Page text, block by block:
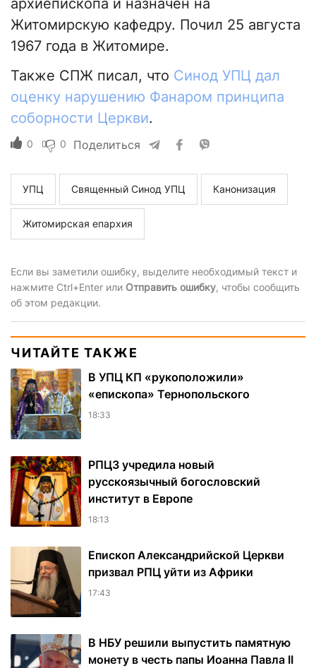
архиепископа и назначен на
Житомирскую кафедру. Почил 25 августа
1967 года в Житомире.
Также СПЖ писал, что Синод УПЦ дал
оценку нарушению Фанаром принципа
соборности Церкви.
0 0 Поделиться
УПЦ Священный Синод УПЦ Канонизация
Житомирская епархия
Если вы заметили ошибку, выделите необходимый текст и
нажмите Ctrl+Enter или Отправить ошибку, чтобы сообщить
об этом редакции.
ЧИТАЙТЕ ТАКЖЕ
В УПЦ КП «рукоположили»
«епископа» Тернопольского
18:33
РПЦЗ учредила новый
русскоязычный богословский
институт в Европе
18:13
Епископ Александрийской Церкви
призвал РПЦ уйти из Африки
17:43
В НБУ решили выпустить памятную
монету в честь папы Иоанна Павла II